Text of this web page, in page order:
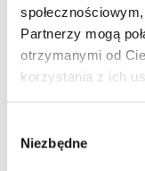
Partnerzy mogą
otrzymanymi od
korzystania z ich
zgody
Niezbędne
Numer telefonu